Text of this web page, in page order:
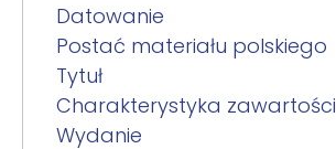
Datowanie
Postać materiału polskiego
Tytuł
Charakterystyka zawartości
Wydanie